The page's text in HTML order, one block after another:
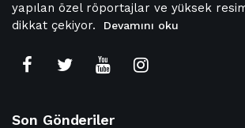
yapılan özel röportajlar ve yüksek
dikkat çekiyor.
Devamını oku
Son Gönderiler